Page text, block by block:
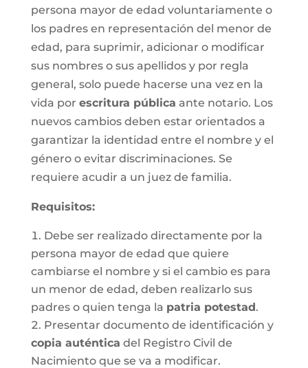
persona mayor de edad voluntariamente o
los padres en representación del menor de
edad, para suprimir, adicionar o modificar
sus nombres o sus apellidos y por regla
general, solo puede hacerse una vez en la
vida por escritura pública ante notario. Los
nuevos cambios deben estar orientados a
garantizar la identidad entre el nombre y el
género o evitar discriminaciones. Se
requiere acudir a un juez de familia.
Requisitos:
Debe ser realizado directamente por la
persona mayor de edad que quiere
cambiarse el nombre y si el cambio es para
un menor de edad, deben realizarlo sus
padres o quien tenga la patria potestad.
Presentar documento de identificación y
copia auténtica del Registro Civil de
Nacimiento que se va a modificar.